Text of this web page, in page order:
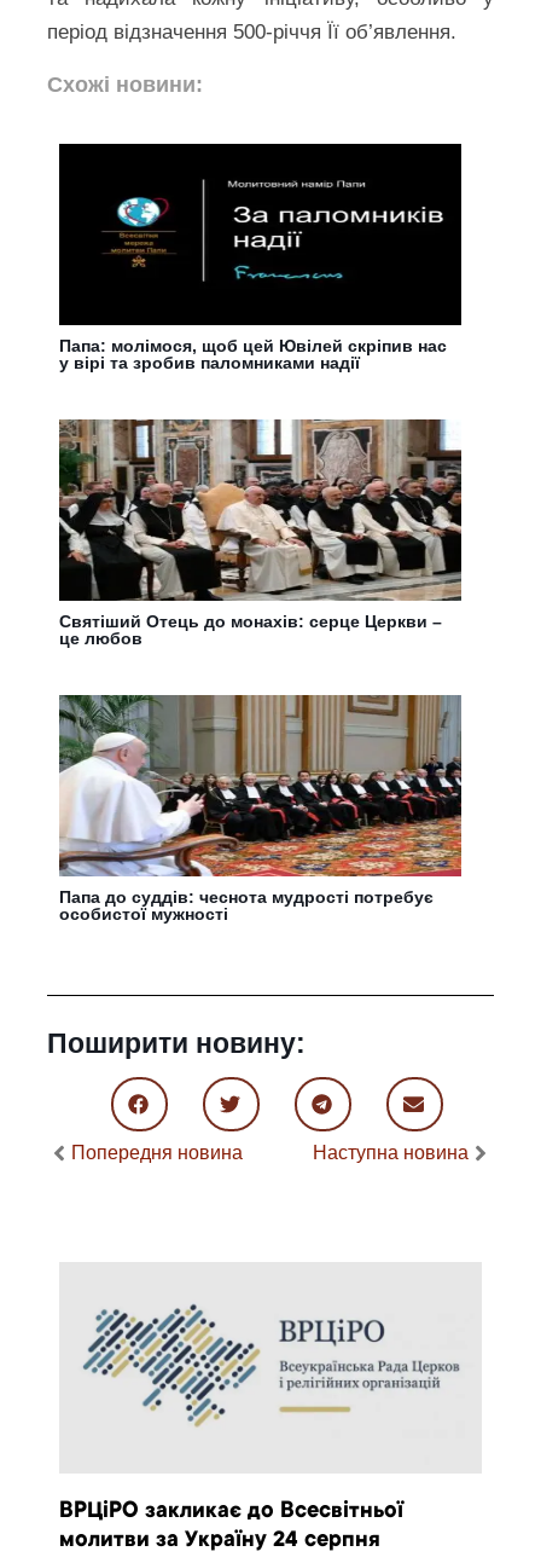
період відзначення 500-річчя Її об’явлення.
Схожі новини:
Папа: молімося, щоб цей Ювілей скріпив нас
у вірі та зробив паломниками надії
Святіший Отець до монахів: серце Церкви –
це любов
Папа до суддів: чеснота мудрості потребує
особистої мужності
Поширити новину:
Попередня новина Наступна новина
ВРЦіРО закликає до Всесвітньої
молитви за Україну 24 серпня